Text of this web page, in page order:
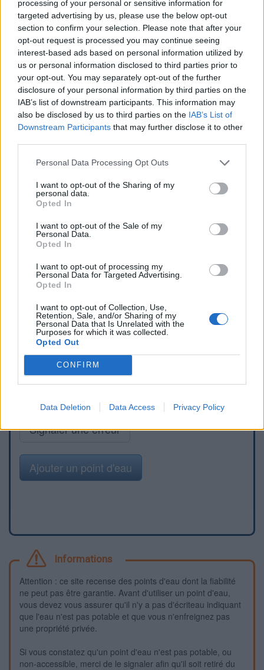
processing of your personal or sensitive information for
targeted advertising by us, please use the below opt-out
section to confirm your selection. Please note that after your
opt-out request is processed you may continue seeing
interest-based ads based on personal information utilized by
us or personal information disclosed to third parties prior to
your opt-out. You may separately opt-out of the further
disclosure of your personal information by third parties on the
IAB’s list of downstream participants. This information may
also be disclosed by us to third parties on the IAB’s List of
Downstream Participants that may further disclose it to other
Personal Data Processing Opt Outs
I want to opt-out of the Sharing of my
personal data.
Opted In
I want to opt-out of the Sale of my
Personal Data.
Opted In
I want to opt-out of processing my
Personal Data for Targeted Advertising.
Opted In
I want to opt-out of Collection, Use,
Retention, Sale, and/or Sharing of my
Personal Data that Is Unrelated with the
Purposes for which it was collected.
Opted Out
CONFIRM
Data Deletion Data Access Privacy Policy
Signaler une erreur
Ajouter un point d'eau
Informations
Attention : ce site recense des points d'eau dont la fiabilité
ne peut pas être garantie. Avant d'utiliser un point d'eau,
vous devez vous assurer qu'il n'y a pas d'écriteau indiquant
que l'eau n'est pas potable et que vous n'enfreignez pas
une propriété privée.
Si vous constatez qu'un point d'eau n'est pas potable, ou
non-accessible, merci de le signaler afin qu'il soit retiré du